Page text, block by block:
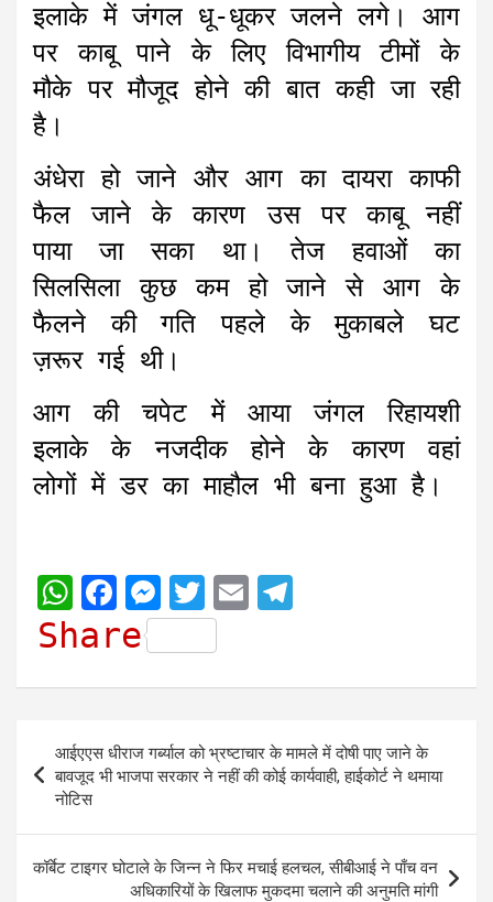
इलाके में जंगल धू-धूकर जलने लगे। आग
पर काबू पाने के लिए विभागीय टीमों के
मौके पर मौजूद होने की बात कही जा रही
है।
अंधेरा हो जाने और आग का दायरा काफी
फैल जाने के कारण उस पर काबू नहीं
पाया जा सका था। तेज हवाओं का
सिलसिला कुछ कम हो जाने से आग के
फैलने की गति पहले के मुकाबले घट
ज़रूर गई थी।
आग की चपेट में आया जंगल रिहायशी
इलाके के नजदीक होने के कारण वहां
लोगों में डर का माहौल भी बना हुआ है।
W
h
t
s
A
p
p
F
a
e
b
o
k
M
e
s
s
e
n
e
r
T
w
i
t
e
E
i e
g
r
m
Share
navigation
आईएएस धीराज गर्ब्याल को भ्रष्टाचार के मामले में दोषी पाए जाने के
बावजूद भी भाजपा सरकार ने नहीं की कोई कार्यवाही, हाईकोर्ट ने थमाया
नोटिस
कॉर्बेट टाइगर घोटाले के जिन्न ने फिर मचाई हलचल, सीबीआई ने पाँच वन
अधिकारियों के खिलाफ मुकदमा चलाने की अनुमति मांगी